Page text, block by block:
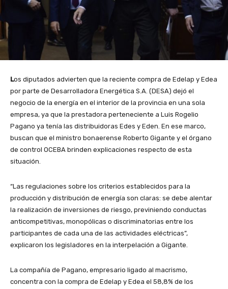
Los diputados advierten que la reciente compra de Edelap y Edea
por parte de Desarrolladora Energética S.A. (DESA) dejó el
negocio de la energía en el interior de la provincia en una sola
empresa, ya que la prestadora perteneciente a Luis Rogelio
Pagano ya tenía las distribuidoras Edes y Eden. En ese marco,
buscan que el ministro bonaerense Roberto Gigante y el órgano
de control OCEBA brinden explicaciones respecto de esta
situación.
“Las regulaciones sobre los criterios establecidos para la
producción y distribución de energía son claras: se debe alentar
la realización de inversiones de riesgo, previniendo conductas
anticompetitivas, monopólicas o discriminatorias entre los
participantes de cada una de las actividades eléctricas”,
explicaron los legisladores en la interpelación a Gigante.
La compañía de Pagano, empresario ligado al macrismo,
concentra con la compra de Edelap y Edea el 58,8% de los